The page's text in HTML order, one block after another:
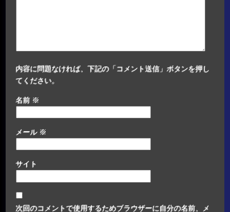
内容に問題なければ、下記の「コメント送信」ボタンを押し
てください。
名前 ※
メール ※
サイト
次回のコメントで使用するためブラウザーに自分の名前、メ